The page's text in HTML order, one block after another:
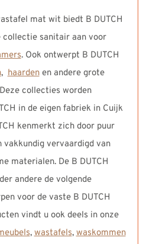
mat wit biedt B DUTCH
collectie sanitair aan voor
. Ook ontwerpt B DUTCH
, haardenen andere grote
collecties worden
in de eigen fabriek in Cuijk
kenmerkt zich door puur
vakkundig vervaardigd van
materialen. De B DUTCH
andere de volgende
voor de vaste B DUTCH
vindt u ook deels in onze
, wastafels, waskommen